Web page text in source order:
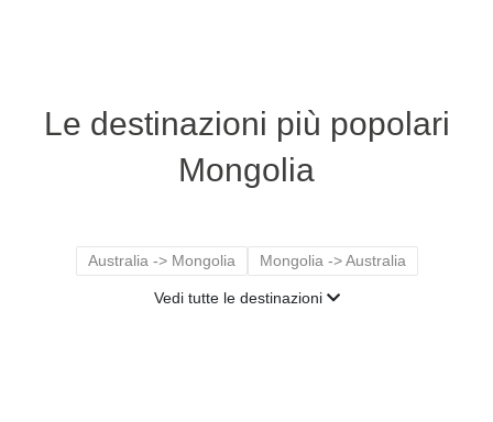
Le destinazioni più popolari
Mongolia
Australia -> Mongolia Mongolia -> Australia
Vedi tutte le destinazioni